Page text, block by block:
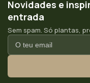
Novidades e
entrada
Sem spam. Só plantas,